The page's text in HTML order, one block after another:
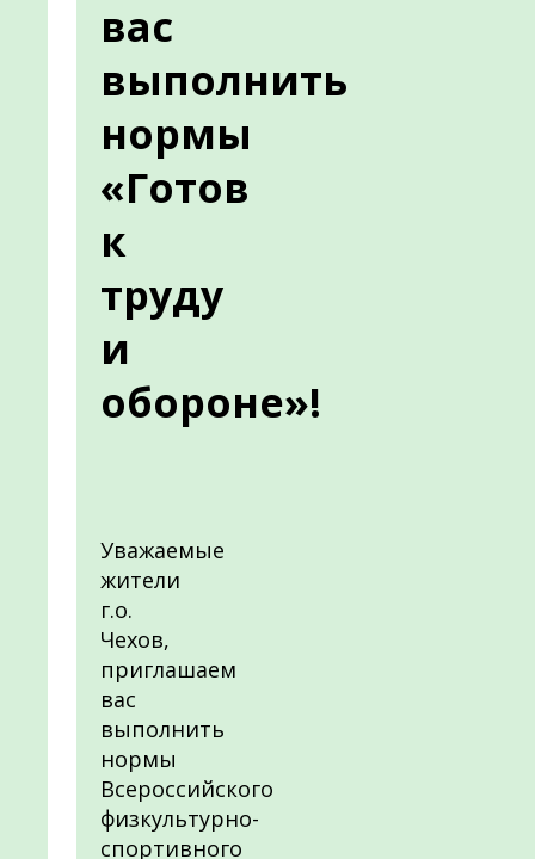
вас
выполнить
нормы
«Готов
к
труду
и
обороне»!
Уважаемые
жители
г.о.
Чехов,
приглашаем
вас
выполнить
нормы
Всероссийского
физкультурно-
спортивного